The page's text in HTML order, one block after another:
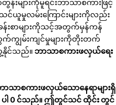
းများကိုမူရင်းဘာသာစကားဖြင့်
ယူမှုလမ်းကြောင်းများကိုလည်း
န်းစာများကိုသင့်အတွက်မှန်ကန်
က်ကျွမ်းကျင်မှုများကိုတိုးတက်
ေ့နိုင်သည်။ ဘာသာစကားဖလှယ်ရေး
ာစကားဖလှယ်သောနေရာများရှိ
ပါ 0 င်သည်။ ဤတွင်သင် ထိုင်း တွင်